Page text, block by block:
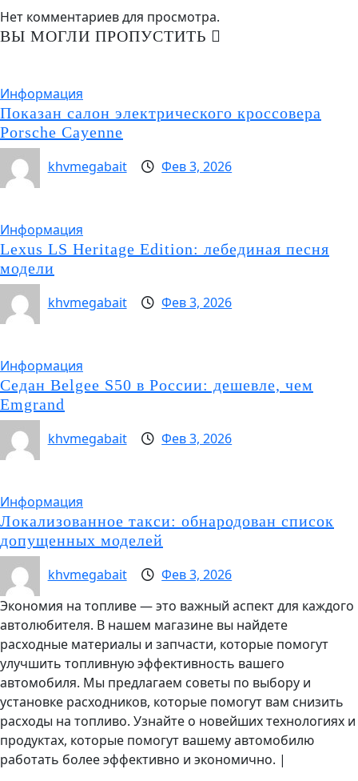
Нет комментариев для просмотра.
ВЫ МОГЛИ ПРОПУСТИТЬ
Информация
Показан салон электрического кроссовера
Porsche Cayenne
khvmegabait
Фев 3, 2026
Информация
Lexus LS Heritage Edition: лебединая песня
модели
khvmegabait
Фев 3, 2026
Информация
Седан Belgee S50 в России: дешевле, чем
Emgrand
khvmegabait
Фев 3, 2026
Информация
Локализованное такси: обнародован список
допущенных моделей
khvmegabait
Фев 3, 2026
Экономия на топливе — это важный аспект для каждого
автолюбителя. В нашем магазине вы найдете
расходные материалы и запчасти, которые помогут
улучшить топливную эффективность вашего
автомобиля. Мы предлагаем советы по выбору и
установке расходников, которые помогут вам снизить
расходы на топливо. Узнайте о новейших технологиях и
продуктах, которые помогут вашему автомобилю
работать более эффективно и экономично. |